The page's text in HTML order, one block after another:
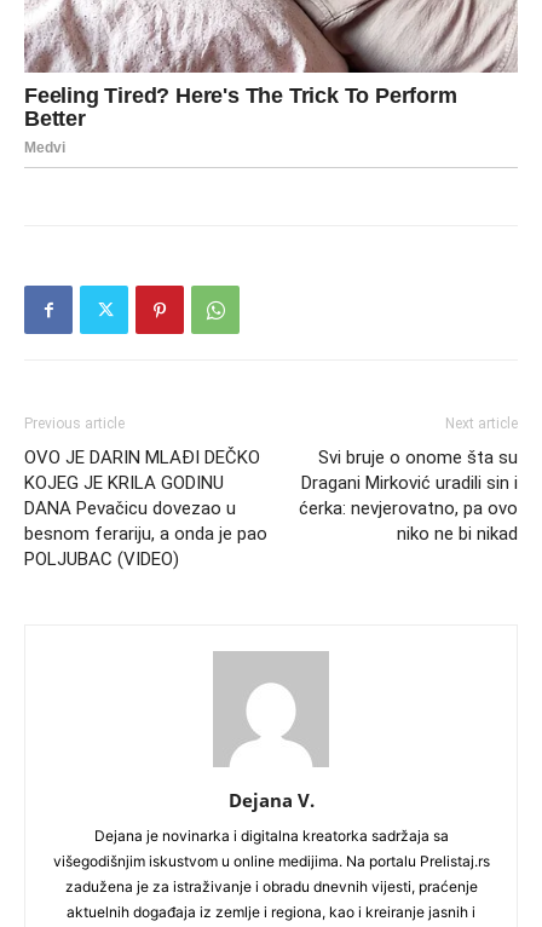
Previous article
OVO JE DARIN MLAĐI DEČKO
KOJEG JE KRILA GODINU
DANA Pevačicu dovezao u
besnom ferariju, a onda je pao
POLJUBAC (VIDEO)
Next article
Svi bruje o onome šta su
Dragani Mirković uradili sin i
ćerka: nevjerovatno, pa ovo
niko ne bi nikad
Dejana V.
Dejana je novinarka i digitalna kreatorka sadržaja sa
višegodišnjim iskustvom u online medijima. Na portalu Prelistaj.rs
zadužena je za istraživanje i obradu dnevnih vijesti, praćenje
aktuelnih događaja iz zemlje i regiona, kao i kreiranje jasnih i